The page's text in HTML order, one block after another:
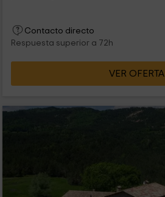
Contacto directo
Respuesta superior a 72h
VER OFERTA